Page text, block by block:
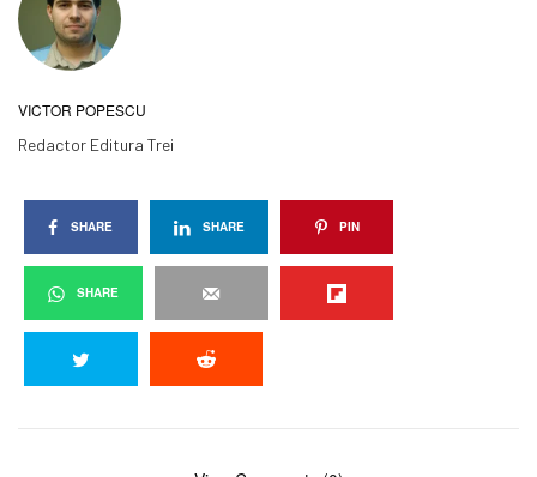
VICTOR POPESCU
Redactor Editura Trei
SHARE SHARE PIN
SHARE